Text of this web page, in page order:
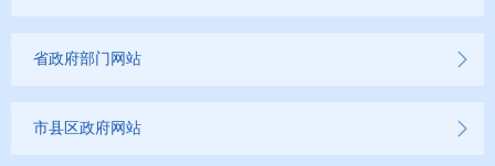
省政府部门网站
市县区政府网站